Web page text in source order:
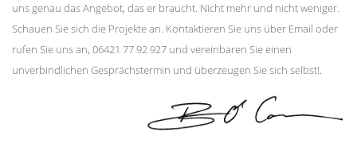
uns genau das Angebot, das er braucht. Nicht mehr und nicht weniger.
Schauen Sie sich die Projekte an. Kontaktieren Sie uns über Email oder
rufen Sie uns an, 06421 77 92 927 und vereinbaren Sie einen
unverbindlichen Gesprächstermin und überzeugen Sie sich selbst!.